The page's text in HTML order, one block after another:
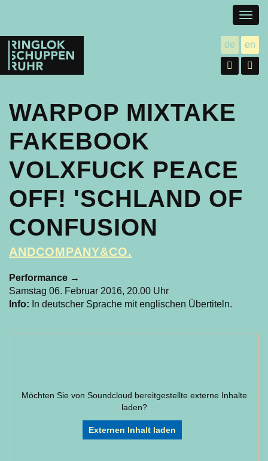
Ringlokschuppen
Ruhr
de utsch
en
WARPOP MIXTAKE
FAKEBOOK
VOLXFUCK PEACE
OFF! 'SCHLAND OF
CONFUSION
ANDCOMPANY&CO.
Performance →
Samstag 06. Februar 2016, 20.00 Uhr
Info: In deutscher Sprache mit englischen Übertiteln.
Möchten Sie von Soundcloud bereitgestellte externe Inhalte
laden?
Externen Inhalt laden